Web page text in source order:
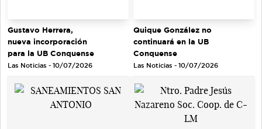
Gustavo Herrera,
nueva incorporación
para la UB Conquense
Las Noticias - 10/07/2026
Quique González no
continuará en la UB
Conquense
Las Noticias - 10/07/2026